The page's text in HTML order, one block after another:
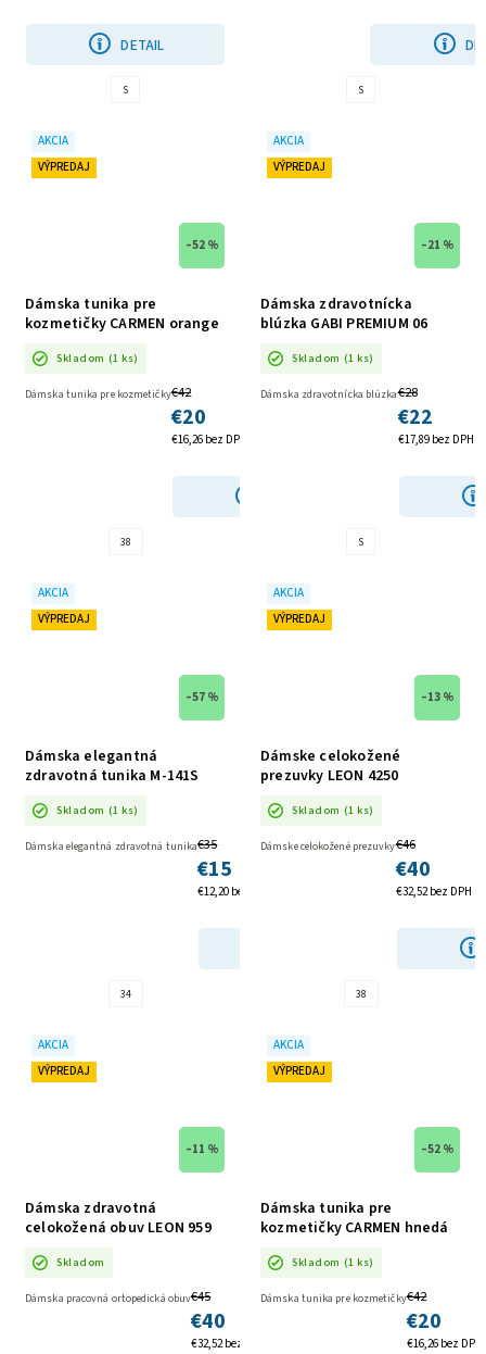
DETAIL
S S
AKCIA
VÝPREDAJ
–52 %
Dámska tunika pre
kozmetičky CARMEN orange
Skladom (1 ks)
€16,26 bez DPH
€42
€20
Dámska tunika pre kozmetičky
38
AKCIA
VÝPREDAJ
–21 %
Dámska zdravotnícka
blúzka GABI PREMIUM 06
Skladom (1 ks)
€17,89 bez DPH
€28
€22
Dámska zdravotnícka blúzka
S
AKCIA
VÝPREDAJ
–57 %
Dámska elegantná
zdravotná tunika M-141S
Skladom (1 ks)
€12,20 bez DPH
€35
€15
Dámska elegantná zdravotná tunika
34
AKCIA
VÝPREDAJ
–13 %
Dámske celokožené
prezuvky LEON 4250
Skladom (1 ks)
€32,52 bez DPH
€46
€40
Dámske celokožené prezuvky
38
AKCIA
VÝPREDAJ
–11 %
Dámska zdravotná
celokožená obuv LEON 959
Skladom
€32,52 bez DPH
€45
€40
Dámska pracovná ortopedická obuv
AKCIA
VÝPREDAJ
–52 %
Dámska tunika pre
kozmetičky CARMEN hnedá
Skladom (1 ks)
€16,26 bez DPH
€42
€20
Dámska tunika pre kozmetičky